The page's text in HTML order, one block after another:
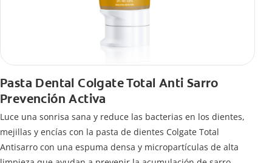
Pasta Dental Colgate Total Anti Sarro
Prevención Activa
Luce una sonrisa sana y reduce las bacterias en los dientes,
mejillas y encías con la pasta de dientes Colgate Total
Antisarro con una espuma densa y micropartículas de alta